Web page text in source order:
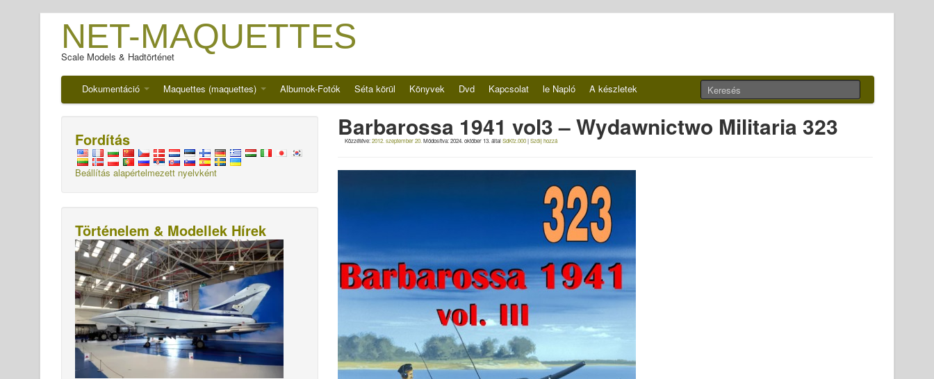
NET-MAQUETTES
Scale Models & Hadtörténet
Dokumentáció Maquettes (maquettes) Albumok-Fotók Séta körül Könyvek Dvd Kapcsolat le Napló A készletek
Barbarossa 1941 vol3 – Wydawnictwo Militaria 323
Közzétéve:2012. szeptember 20. Módosítva:2024. október 13. általSdKfz.000|Szólj hozzá
Fordítás
Beállítás alapértelmezett nyelvként
Történelem & Modellek Hírek